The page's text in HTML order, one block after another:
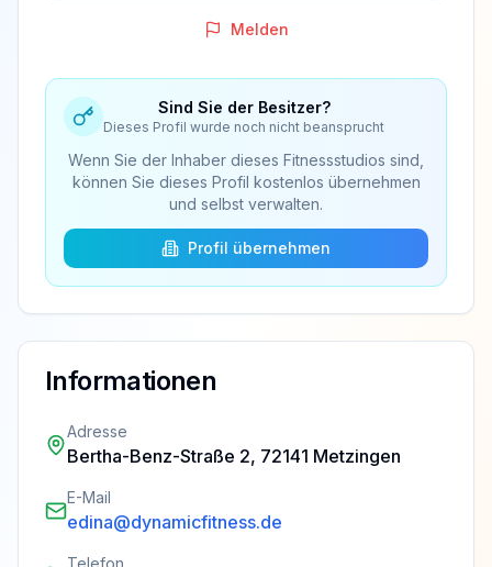
Melden
Sind Sie der Besitzer?
Dieses Profil wurde noch nicht beansprucht
Wenn Sie der Inhaber dieses Fitnessstudios sind,
können Sie dieses Profil kostenlos übernehmen
und selbst verwalten.
Profil übernehmen
Informationen
Adresse
Bertha-Benz-Straße 2, 72141 Metzingen
E-Mail
edina@dynamicfitness.de
Telefon